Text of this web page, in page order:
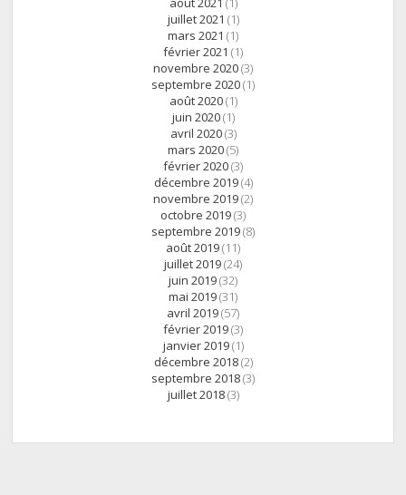
juillet 2021 (1)
mars 2021 (1)
février 2021 (1)
novembre 2020(3)
septembre 2020(1)
août 2020(1)
juin 2020(1)
avril 2020(3)
mars 2020(5)
février 2020(3)
décembre 2019(4)
novembre 2019(2)
octobre 2019(3)
septembre 2019(8)
août 2019(11)
juillet 2019(24)
juin 2019(32)
mai 2019(31)
avril 2019(57)
février 2019(3)
janvier 2019(1)
décembre 2018(2)
septembre 2018(3)
juillet 2018(3)